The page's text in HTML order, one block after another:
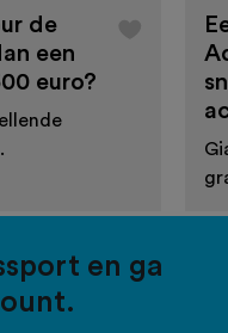
de
een
euro?
en ga